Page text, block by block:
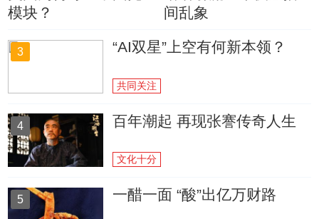
模块？
间乱象
3 “AI双星”上空有何新本领？
共同关注
4 百年潮起 再现张謇传奇人生
文化十分
5 一醋一面 “酸”出亿万财路